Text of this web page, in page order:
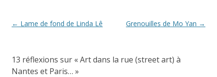
Navigation
← Lame de fond de Linda Lê Grenouilles de Mo Yan →
13 réflexions sur «Art dans la rue (street art) à
Nantes et Paris… »